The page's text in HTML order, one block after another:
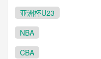
亚洲杯U23
NBA
CBA